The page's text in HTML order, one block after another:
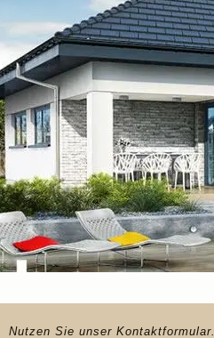
Nutzen Sie unser Kontaktformular.